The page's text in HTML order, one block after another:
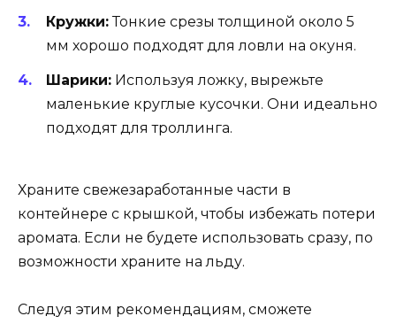
Кружки:Тонкие срезы толщиной около 5
мм хорошо подходят для ловли на окуня.
Шарики: Используя ложку, вырежьте
маленькие круглые кусочки. Они идеально
подходят для троллинга.
Храните свежезаработанные части в
контейнере с крышкой, чтобы избежать потери
аромата. Если не будете использовать сразу, по
возможности храните на льду.
Следуя этим рекомендациям, сможете